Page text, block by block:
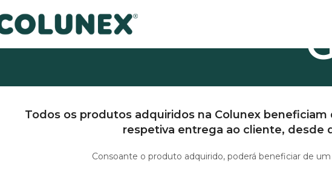
Todos os produtos adquiridos na Colunex
respetiva entrega ao cliente, desde
Consoante o produto adquirido, poderá beneficiar de